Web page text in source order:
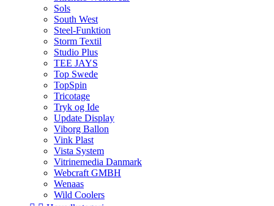
Sols
South West
Steel-Funktion
Storm Textil
Studio Plus
TEE JAYS
Top Swede
TopSpin
Tricotage
Tryk og Ide
Update Display
Viborg Ballon
Vink Plast
Vista System
Vitrinemedia Danmark
Webcraft GMBH
Wenaas
Wild Coolers